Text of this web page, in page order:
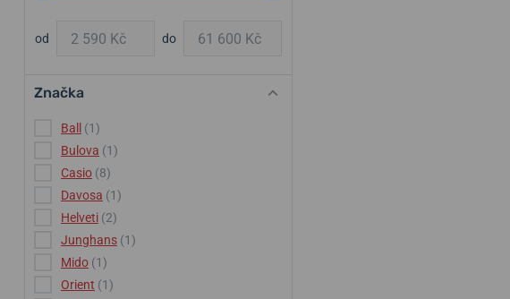
od do
Značka
Ball
(1)
Bulova (1)
Casio (8)
Davosa (1)
Helveti (2)
Junghans (1)
Mido (1)
Orient (1)